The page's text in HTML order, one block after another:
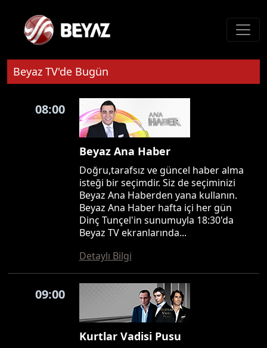
Beyaz TV'de Bugün
08:00
Beyaz Ana Haber
Doğru,tarafsız ve güncel haber alma
isteği bir seçimdir. Siz de seçiminizi
Beyaz Ana Haberden yana kullanın.
Beyaz Ana Haber hafta içi her gün
Dinç Tunçel'in sunumuyla 18:30'da
Beyaz TV ekranlarında...
Detaylı Bilgi
09:00
Kurtlar Vadisi Pusu